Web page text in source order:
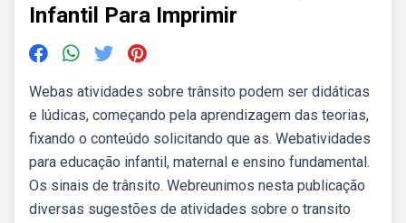
Infantil Para Imprimir
Webas atividades sobre trânsito podem ser didáticas
e lúdicas, começando pela aprendizagem das teorias,
fixando o conteúdo solicitando que as. Webatividades
para educação infantil, maternal e ensino fundamental.
Os sinais de trânsito. Webreunimos nesta publicação
diversas sugestões de atividades sobre o transito